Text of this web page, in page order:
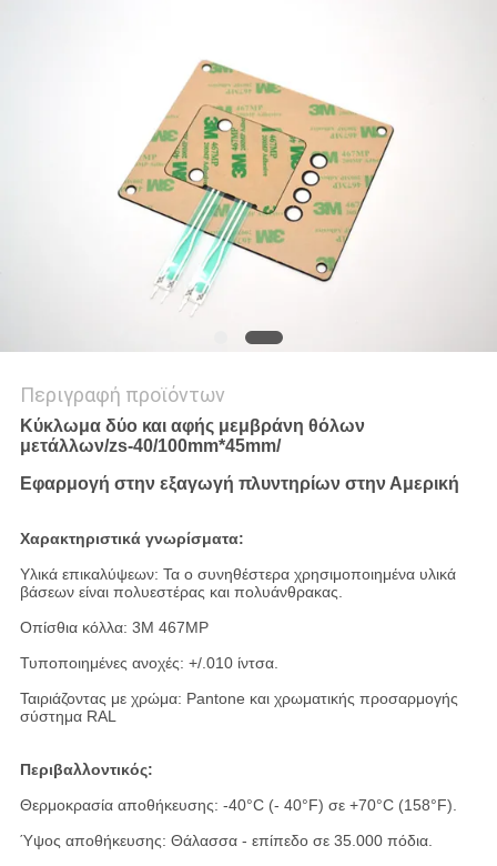
Περιγραφή προϊόντων
Κύκλωμα δύο και αφής μεμβράνη θόλων
μετάλλων/zs-40/100mm*45mm/
Εφαρμογή στην εξαγωγή πλυντηρίων στην Αμερική
Χαρακτηριστικά γνωρίσματα:
Υλικά επικαλύψεων: Τα ο συνηθέστερα χρησιμοποιημένα υλικά
βάσεων είναι πολυεστέρας και πολυάνθρακας.
Οπίσθια κόλλα: 3M 467MP
Τυποποιημένες ανοχές: +/.010 ίντσα.
Ταιριάζοντας με χρώμα: Pantone και χρωματικής προσαρμογής
σύστημα RAL
Περιβαλλοντικός:
Θερμοκρασία αποθήκευσης: -40°C (- 40°F) σε +70°C (158°F).
Ύψος αποθήκευσης: Θάλασσα - επίπεδο σε 35.000 πόδια.